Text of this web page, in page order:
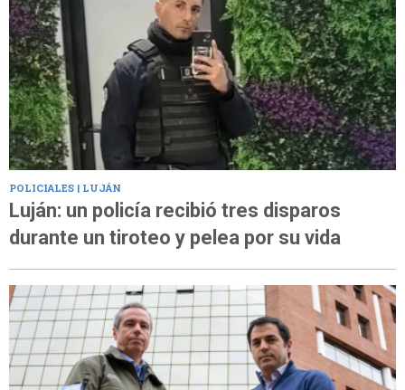
POLICIALES | LUJÁN
Luján: un policía recibió tres disparos
durante un tiroteo y pelea por su vida